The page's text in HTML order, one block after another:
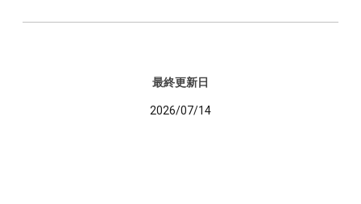
最終更新日
2026/07/14